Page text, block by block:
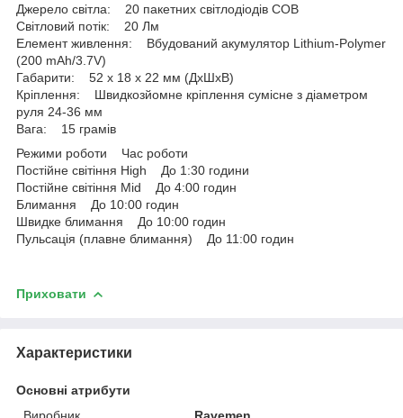
Джерело світла: 20 пакетних світлодіодів COB
Світловий потік: 20 Лм
Елемент живлення: Вбудований акумулятор Lithium-Polymer
(200 mAh/3.7V)
Габарити: 52 x 18 x 22 мм (ДхШхВ)
Кріплення: Швидкозйомне кріплення сумісне з діаметром
руля 24-36 мм
Вага: 15 грамів
Режими роботи Час роботи
Постійне світіння High До 1:30 години
Постійне світіння Mid До 4:00 годин
Блимання До 10:00 годин
Швидке блимання До 10:00 годин
Пульсація (плавне блимання) До 11:00 годин
Приховати
Характеристики
Основні атрибути
Виробник
Ravemen